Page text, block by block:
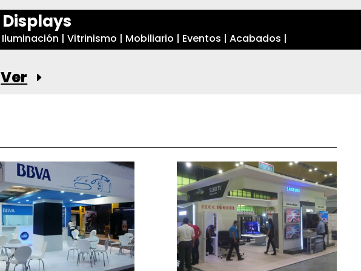
Displays
Iluminación | Vitrinismo | Mobiliario | Eventos | Acabados |
Ver